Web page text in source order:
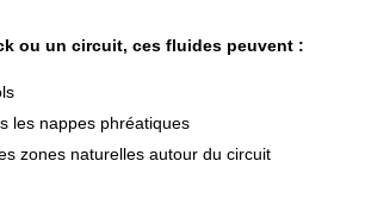
ou un circuit, ces fluides peuvent :
les nappes phréatiques
zones naturelles autour du circuit